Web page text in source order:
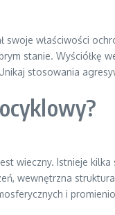
swoje właściwości
stanie. Wyściółkę
stosowania
wieczny. Istnieje
wewnętrzna
i